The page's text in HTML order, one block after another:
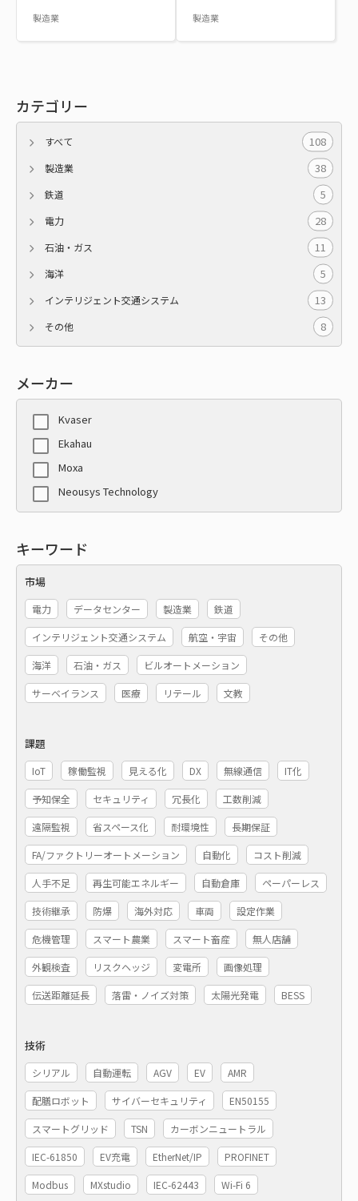
製造業 製造業
カテゴリー
すべて 108
製造業 38
鉄道 5
電力 28
石油・ガス 11
海洋 5
インテリジェント交通システム 13
その他 8
メーカー
Kvaser
Ekahau
Moxa
Neousys Technology
キーワード
市場
電力 データセンター 製造業 鉄道
インテリジェント交通システム 航空・宇宙 その他
海洋 石油・ガス ビルオートメーション
サーベイランス 医療 リテール 文教
課題
IoT 稼働監視 見える化 DX 無線通信 IT化
予知保全 セキュリティ 冗長化 工数削減
遠隔監視 省スペース化 耐環境性 長期保証
FA/ファクトリーオートメーション 自動化 コスト削減
人手不足 再生可能エネルギー 自動倉庫 ペーパーレス
技術継承 防爆 海外対応 車両 設定作業
危機管理 スマート農業 スマート畜産 無人店舗
外観検査 リスクヘッジ 変電所 画像処理
伝送距離延長 落雷・ノイズ対策 太陽光発電 BESS
技術
シリアル 自動運転 AGV EV AMR
配膳ロボット サイバーセキュリティ EN50155
スマートグリッド TSN カーボンニュートラル
IEC-61850 EV充電 EtherNet/IP PROFINET
Modbus MXstudio IEC-62443 Wi-Fi 6